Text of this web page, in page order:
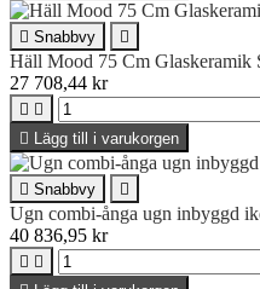
 Snabbvy 
Häll Mood 75 Cm Glaskeramik
27 708,44 kr
 
 Lägg till i varukorgen
 Snabbvy 
Ugn combi-ånga ugn inbyggd
40 836,95 kr
 